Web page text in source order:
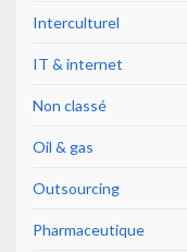
Interculturel
IT & internet
Non classé
Oil & gas
Outsourcing
Pharmaceutique